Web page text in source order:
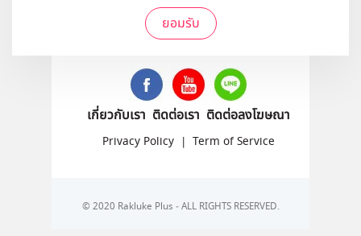
ยอมรับ
ติดตามเราได้ที่
เกี่ยวกับเรา ติดต่อเรา ติดต่อลงโฆษณา
Privacy Policy | Term of Service
© 2020 Rakluke Plus - ALL RIGHTS RESERVED.